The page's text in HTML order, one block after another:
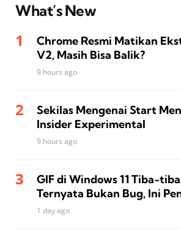
What’s New
Chrome Resmi Matikan
V2, Masih Bisa Balik?
9 hours ago
Sekilas Mengenai Start
Insider Experimental
9 hours ago
GIF di Windows 11 Tiba-
Ternyata Bukan Bug, Ini
1 day ago